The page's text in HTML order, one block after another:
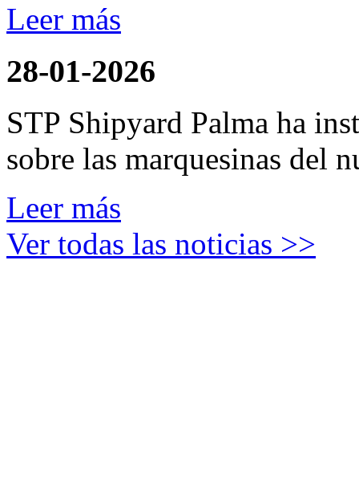
Leer más
28-01-2026
STP Shipyard Palma ha
sobre las marquesinas del
Leer más
Ver todas las noticias >>